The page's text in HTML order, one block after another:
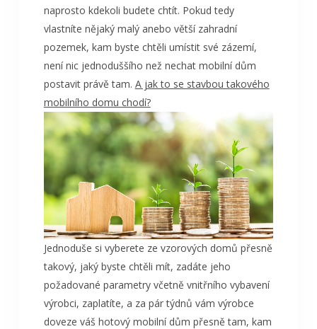
naprosto kdekoli budete chtít. Pokud tedy
vlastníte nějaký malý anebo větší zahradní
pozemek, kam byste chtěli umístit své zázemí,
není nic jednoduššího než nechat mobilní dům
postavit právě tam. A jak to se stavbou takového
mobilního domu chodí?
Jednoduše si vyberete ze vzorových domů přesně
takový, jaký byste chtěli mít, zadáte jeho
požadované parametry včetně vnitřního vybavení
výrobci, zaplatíte, a za pár týdnů vám výrobce
doveze váš hotový mobilní dům přesně tam, kam